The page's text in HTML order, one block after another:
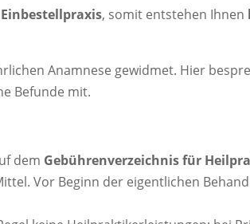
Einbestellpraxis, somit entstehen Ihnen
Anamnese gewidmet. Hier
Befunde mit.
dem Gebührenverzeichnis für
Vor Beginn der eigentlichen